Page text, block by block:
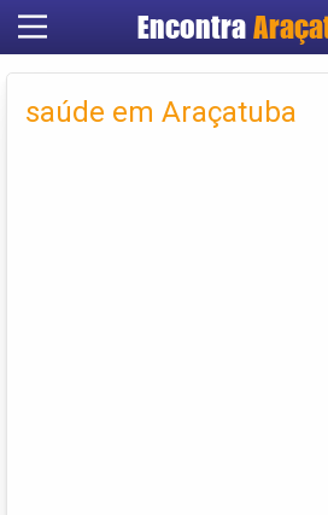
Encontra
Criar conta
saúde em Araçatuba